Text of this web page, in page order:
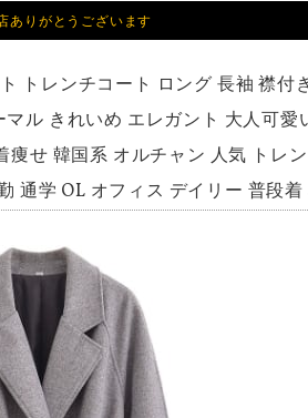
ありがとうございます
トレンチコート ロング 長袖 襟
ル きれいめ エレガント 大人可
痩せ 韓国系 オルチャン 人気 トレ
通学 OL オフィス デイリー 普段